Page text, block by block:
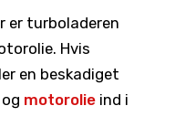
er turboladeren
Hvis
en beskadiget
motorolie ind i